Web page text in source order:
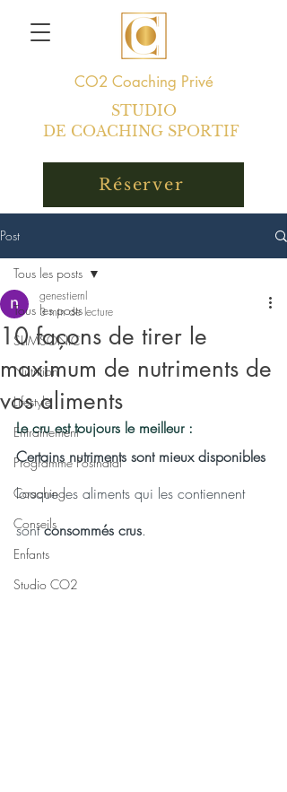
CO2 Coaching Privé
STUDIO
DE COACHING SPORTIF
Réserver
Post
Tous les posts
SLIMSONIC
Nutrition
Lifestyle
Entraînement
Programme Postnatal
Coaching
Conseils
Enfants
Studio CO2
Tous les posts
10 façons de tirer le
maximum de nutriments de
vos aliments
genestiernl
3 min de lecture
Le cru est toujours le meilleur :
Certains nutriments sont mieux disponibles
lorsque les aliments qui les contiennent
sont consommés crus.